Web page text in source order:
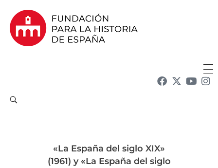
«La España del siglo XIX»
(1961) y «La España del siglo